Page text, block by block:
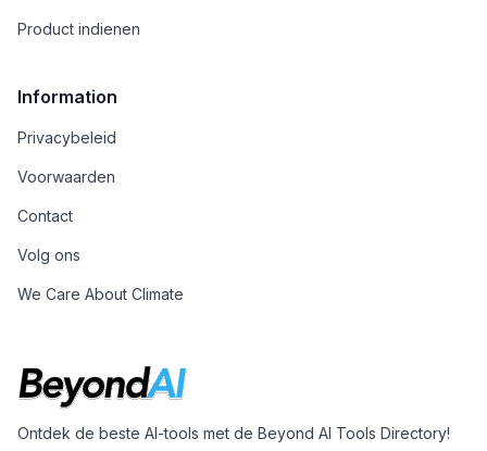
Product indienen
Information
Privacybeleid
Voorwaarden
Contact
Volg ons
We Care About Climate
Ontdek de beste AI-tools met de Beyond AI Tools Directory!